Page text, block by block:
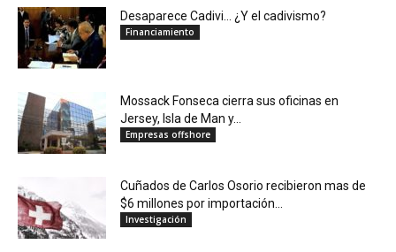
Desaparece Cadivi… ¿Y el cadivismo?
Financiamiento
Mossack Fonseca cierra sus oficinas en
Jersey, Isla de Man y...
Empresas offshore
Cuñados de Carlos Osorio recibieron mas de
$6 millones por importación...
Investigación